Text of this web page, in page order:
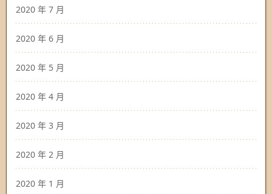
2020 年 7 月
2020 年 6 月
2020 年 5 月
2020 年 4 月
2020 年 3 月
2020 年 2 月
2020 年 1 月